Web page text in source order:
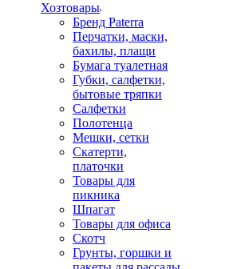
Хозтовары
Бренд Paterra
Перчатки, маски,
бахилы, плащи
Бумага туалетная
Губки, салфетки,
бытовые тряпки
Салфетки
Полотенца
Мешки, сетки
Скатерти,
платочки
Товары для
пикника
Шпагат
Товары для офиса
Скотч
Грунты, горшки и